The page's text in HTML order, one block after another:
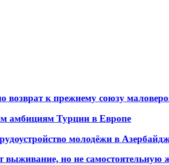
возврат к прежнему союзу
амбициям Турции в Европе
молодёжи в
но не самостоятельную